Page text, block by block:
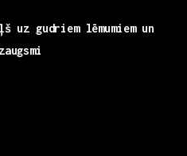
uz gudriem lēmumiem un